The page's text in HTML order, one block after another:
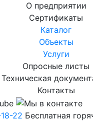
О предприятии
Сертификаты
Каталог
Объекты
Услуги
Опросные листы
Техническая
Контакты
22 Бесплатная